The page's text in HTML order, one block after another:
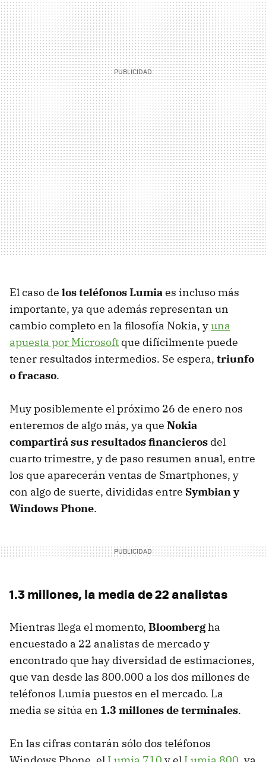
El caso de los teléfonos Lumiaes incluso más
importante, ya que además representan un
cambio completo en la filosofía Nokia, yuna
apuesta por Microsoft que difícilmente puede
tener resultados intermedios. Se espera, triunfo
o fracaso.
Muy posiblemente el próximo 26 de enero nos
enteremos de algo más, ya que Nokia
compartirá sus resultados financieros del
cuarto trimestre, y de paso resumen anual, entre
los que aparecerán ventas de Smartphones, y
con algo de suerte, divididas entre Symbian y
Windows Phone.
1.3 millones, la media de 22 analistas
Mientras llega el momento, Bloombergha
encuestado a 22 analistas de mercado y
encontrado que hay diversidad de estimaciones,
que van desde las 800.000 a los dos millones de
teléfonos Lumia puestos en el mercado. La
media se sitúa en 1.3 millones de terminales.
En las cifras contarán sólo dos teléfonos